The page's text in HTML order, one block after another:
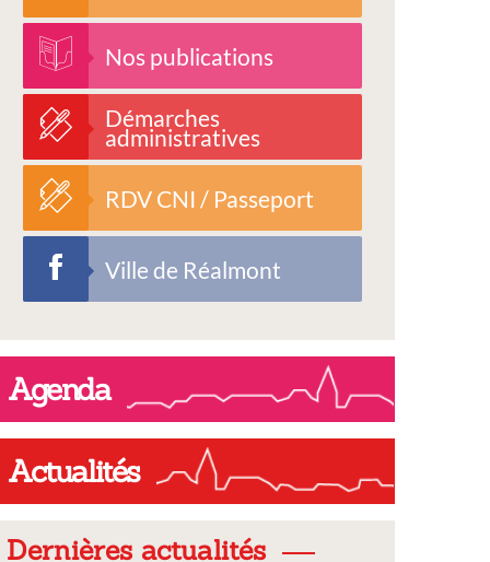
Nos publications
Démarches
administratives
RDV CNI / Passeport
Ville de Réalmont
Agenda
Actualités
Dernières actualités